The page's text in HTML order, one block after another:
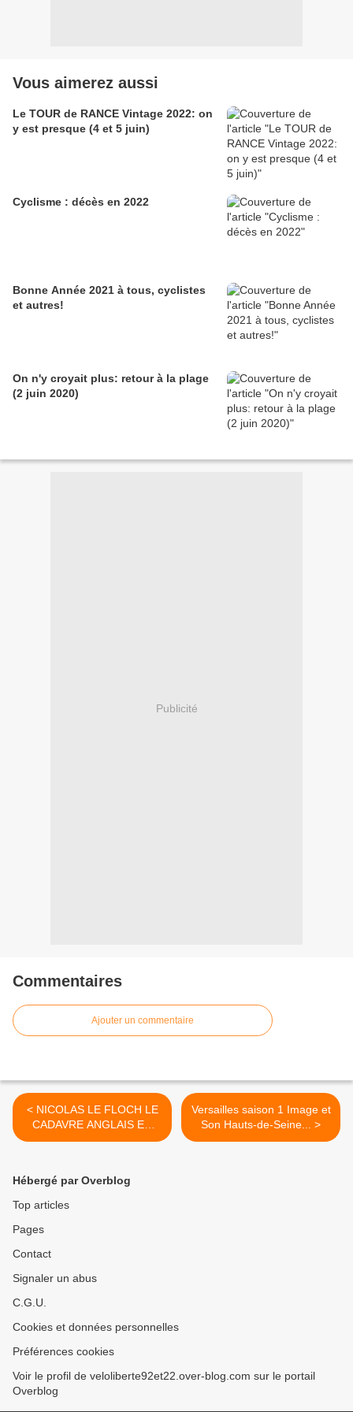
Vous aimerez aussi
Le TOUR de RANCE Vintage 2022: on
y est presque (4 et 5 juin)
Cyclisme : décès en 2022
Bonne Année 2021 à tous, cyclistes
et autres!
On n'y croyait plus: retour à la plage
(2 juin 2020)
Publicité
Commentaires
Ajouter un commentaire
< NICOLAS LE FLOCH LE
CADAVRE ANGLAIS EN
DEUX PARTIE
Versailles saison 1 Image et
Son Hauts-de-Seine... >
Hébergé par Overblog
Top articles
Pages
Contact
Signaler un abus
C.G.U.
Cookies et données personnelles
Préférences cookies
Voir le profil de veloliberte92et22.over-blog.com sur le portail
Overblog